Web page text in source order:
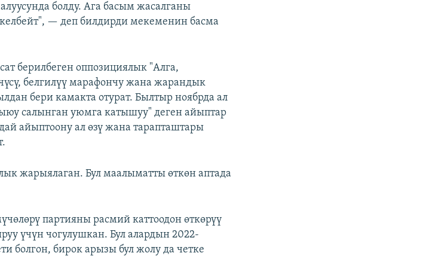
болду. Ага басым жасалганы
— деп билдирди мекеменин басма
берилбеген оппозициялык "Алга,
белгилүү марафончу жана жарандык
бери камакта отурат. Былтыр ноябрда ал
салынган уюмга катышуу" деген айыптар
айыптоону ал өзү жана тарапташтары
жарыялаган. Бул маалыматты өткөн аптада
партияны расмий каттоодон өткөрүү
үчүн чогулушкан. Бул алардын 2022-
болгон, бирок арызы бул жолу да четке